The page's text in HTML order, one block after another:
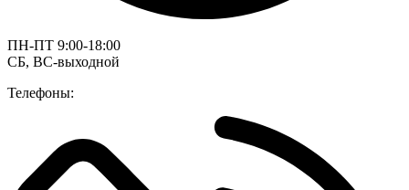
ПН-ПТ 9:00-18:00
СБ, ВС-выходной
Телефоны: